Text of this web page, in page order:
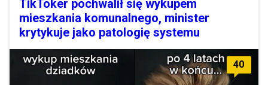
TikToker pochwalił się wykupem
mieszkania komunalnego, minister
krytykuje jako patologię systemu
40